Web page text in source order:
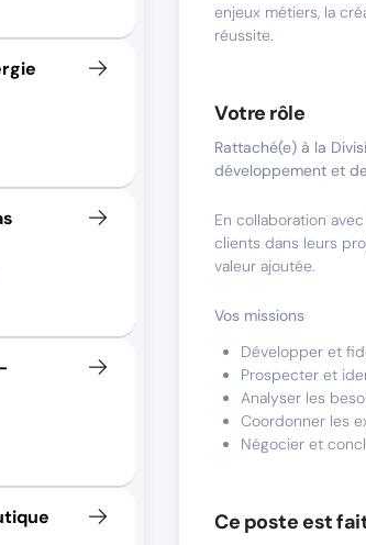
enjeux métiers, la
réussite.
Votre rôle
Rattaché(e) à la
développement et
En collaboration
clients dans leurs
valeur ajoutée.
Vos missions
Développer et
Prospecter et
Analyser les
Coordonner les
Négocier et
Ce poste est